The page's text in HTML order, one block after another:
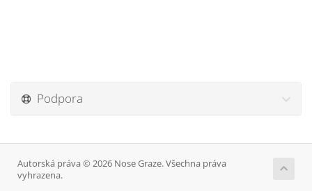
Podpora
Autorská práva © 2026 Nose Graze. Všechna práva
vyhrazena.